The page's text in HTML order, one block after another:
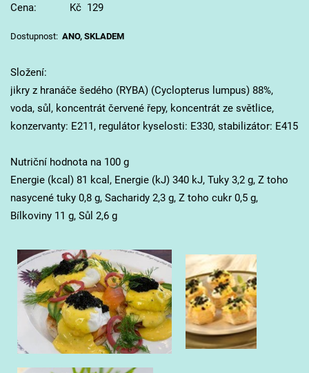
Cena: Kč 129
Dostupnost: ANO, SKLADEM
Složení:
jikry z hranáče šedého (RYBA) (Cyclopterus lumpus) 88%,
voda, sůl, koncentrát červené řepy, koncentrát ze světlice,
konzervanty: E211, regulátor kyselosti: E330, stabilizátor: E415
Nutriční hodnota na 100 g
Energie (kcal) 81 kcal, Energie (kJ) 340 kJ, Tuky 3,2 g, Z toho
nasycené tuky 0,8 g, Sacharidy 2,3 g, Z toho cukr 0,5 g,
Bílkoviny 11 g, Sůl 2,6 g